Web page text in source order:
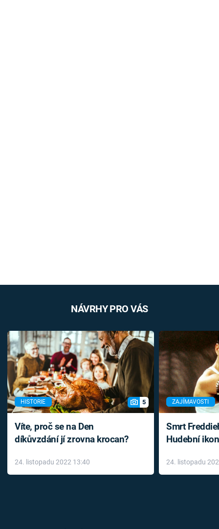
NÁVRHY PRO VÁS
HISTORIE 5
Víte, proč se na Den
díkůvzdání jí zrovna krocan?
24. listopadu 2022 13:40
ZAJÍMAVOSTI
Smrt
Hudební
léky
24. listopadu